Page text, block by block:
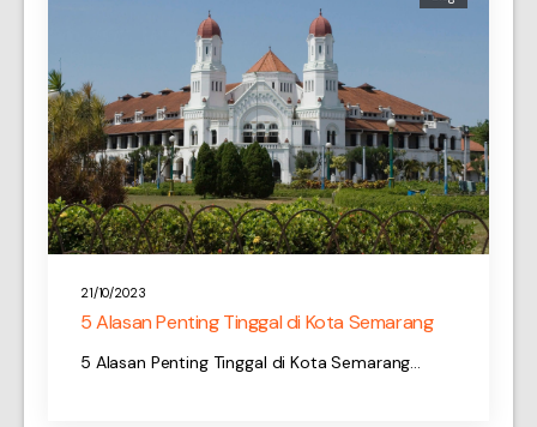
21/10/2023
5 Alasan Penting Tinggal di Kota Semarang
5 Alasan Penting Tinggal di Kota Semarang…